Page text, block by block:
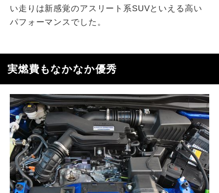
い走りは新感覚のアスリート系SUVといえる高い
パフォーマンスでした。
実燃費もなかなか優秀